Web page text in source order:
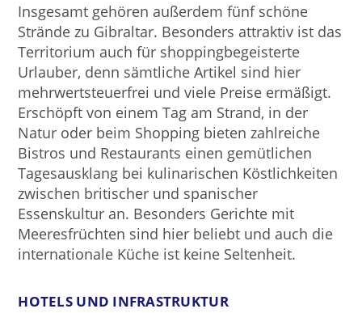
Insgesamt gehören außerdem fünf schöne
Strände zu Gibraltar. Besonders attraktiv ist das
Territorium auch für shoppingbegeisterte
Urlauber, denn sämtliche Artikel sind hier
mehrwertsteuerfrei und viele Preise ermäßigt.
Erschöpft von einem Tag am Strand, in der
Natur oder beim Shopping bieten zahlreiche
Bistros und Restaurants einen gemütlichen
Tagesausklang bei kulinarischen Köstlichkeiten
zwischen britischer und spanischer
Essenskultur an. Besonders Gerichte mit
Meeresfrüchten sind hier beliebt und auch die
internationale Küche ist keine Seltenheit.
HOTELS UND INFRASTRUKTUR